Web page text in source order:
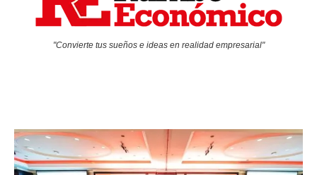
"Convierte tus sueños e ideas en realidad empresarial"